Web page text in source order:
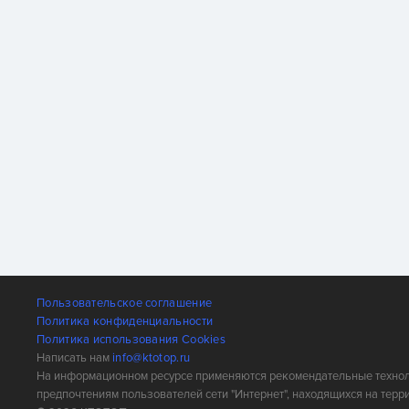
Пользовательское соглашение
Политика конфиденциальности
Политика использования Cookies
Написать нам info@ktotop.ru
На информационном ресурсе применяются рекомендательные
предпочтениям пользователей сети "Интернет", находящихся на